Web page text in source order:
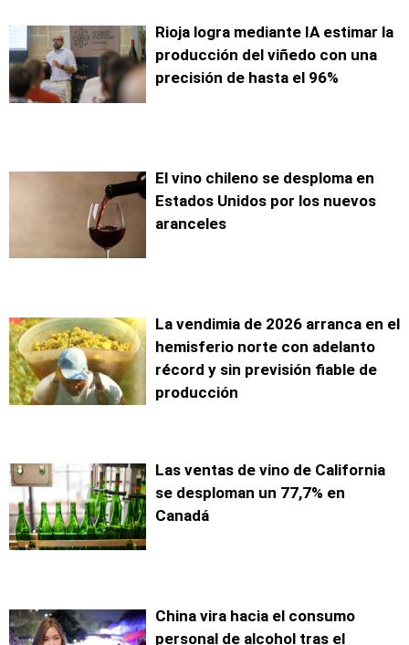
Rioja logra mediante IA estimar la
producción del viñedo con una
precisión de hasta el 96%
El vino chileno se desploma en
Estados Unidos por los nuevos
aranceles
La vendimia de 2026 arranca en el
hemisferio norte con adelanto
récord y sin previsión fiable de
producción
Las ventas de vino de California
se desploman un 77,7% en
Canadá
China vira hacia el consumo
personal de alcohol tras el